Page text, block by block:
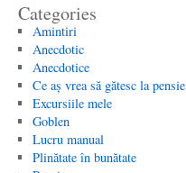
Categories
Amintiri
Anecdotic
Anecdotice
Ce aș vrea să gătesc la pensie
Excursiile mele
Goblen
Lucru manual
Plinătate în bunătate